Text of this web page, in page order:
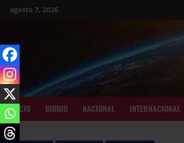
agosto 7, 2026
INICIO BIOBIO NACIONAL INTERNACIONAL